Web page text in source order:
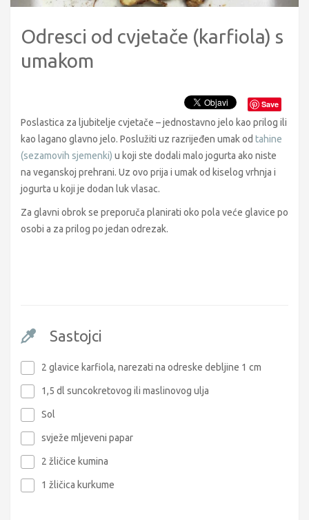
Odresci od cvjetače (karfiola) s
umakom
Save
Poslastica za ljubitelje cvjetače – jednostavno jelo kao prilog ili
kao lagano glavno jelo. Poslužiti uz razrijeđen umak od tahine
(sezamovih sjemenki) u koji ste dodali malo jogurta ako niste
na veganskoj prehrani. Uz ovo prija i umak od kiselog vrhnja i
jogurta u koji je dodan luk vlasac.
Za glavni obrok se preporuča planirati oko pola veće glavice po
osobi a za prilog po jedan odrezak.
Sastojci
2 glavice karfiola, narezati na odreske debljine 1 cm
1,5 dl suncokretovog ili maslinovog ulja
Sol
svježe mljeveni papar
2 žličice kumina
1 žličica kurkume